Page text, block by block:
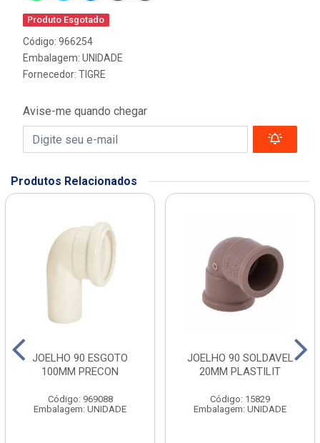
Produto Esgotado
Código: 966254
Embalagem: UNIDADE
Fornecedor: TIGRE
Avise-me quando chegar
Produtos Relacionados
JOELHO 90 ESGOTO
100MM PRECON
Código: 969088
Embalagem: UNIDADE
JOELHO 90 SOLDAVEL
20MM PLASTILIT
Código: 15829
Embalagem: UNIDADE